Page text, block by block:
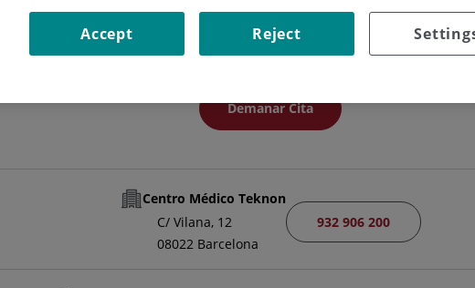
FACULTATIU ESPECIALISTA RADIODIAGNÒSTIC
RADIODIAGNÒSTIC
Demanar Cita
Centro Médico Teknon
C/ Vilana, 12
08022 Barcelona
932 906 200
Reject
Accept